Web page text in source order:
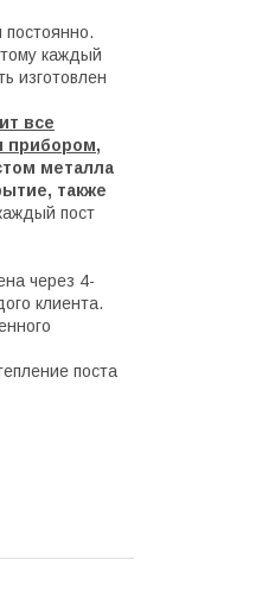
каждый
изготовлен
все
прибором,
металла
также
пост
через 4-
клиента.
поста